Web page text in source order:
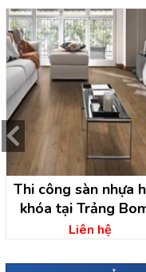
Thi công sàn nhựa
khóa tại Trảng
Đồng Nai
Liên hệ